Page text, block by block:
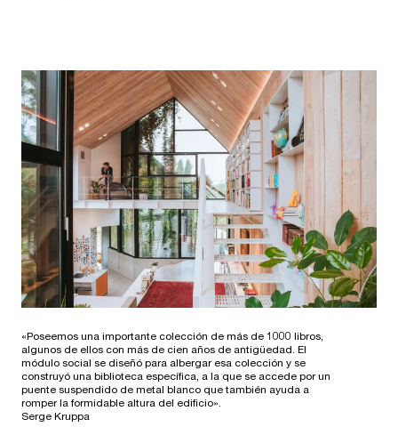
«Poseemos una importante colección de más de 1000 libros,
algunos de ellos con más de cien años de antigüedad. El
módulo social se diseñó para albergar esa colección y se
construyó una biblioteca específica, a la que se accede por un
puente suspendido de metal blanco que también ayuda a
romper la formidable altura del edificio».
Serge Kruppa